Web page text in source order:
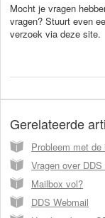
Mocht je vragen
vragen? Stuurt even
verzoek via deze site.
Gerelateerde
Probleem met
Vragen over
Mailbox vol?
DDS Webmail